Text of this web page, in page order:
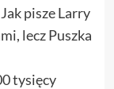
pisze Larry
lecz Puszka
tysięcy